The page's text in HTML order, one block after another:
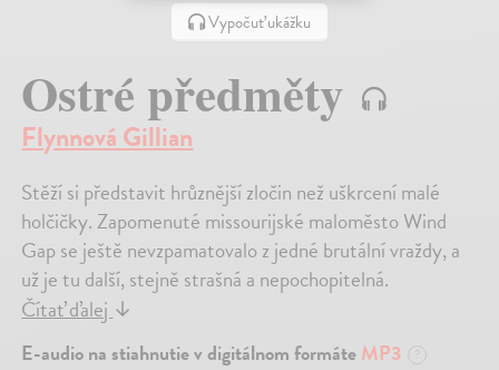
Vypočuť ukážku
Ostré předměty
Flynnová Gillian
Stěží si představit hrůznější zločin než uškrcení malé
holčičky. Zapomenuté missourijské maloměsto Wind
Gap se ještě nevzpamatovalo z jedné brutální vraždy, a
už je tu další, stejně strašná a nepochopitelná.
Čítať ďalej↓
E-audio na stiahnutie v digitálnom formáteMP3